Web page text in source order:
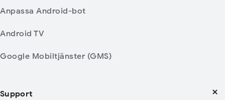
Anpassa Android-bot
Android TV
Google Mobiltjänster (GMS)
Support